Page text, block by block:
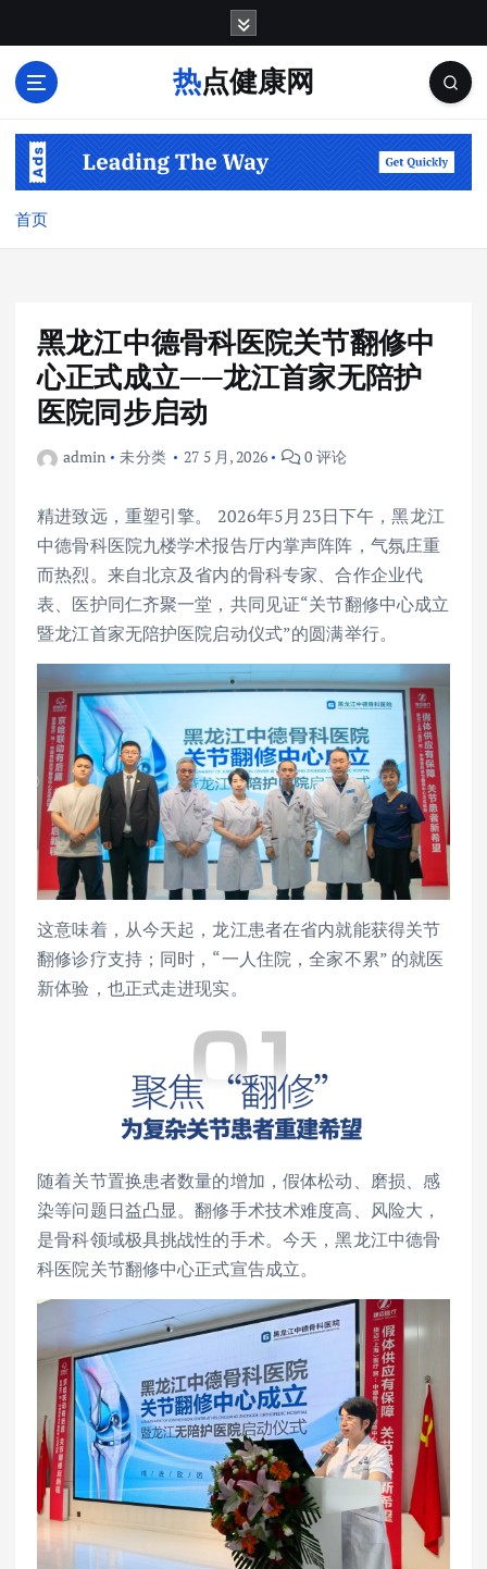
热点健康网
首页
黑龙江中德骨科医院关节翻修中
心正式成立——龙江首家无陪护
医院同步启动
admin 未分类 27 5 月, 2026 0 评论
精进致远，重塑引擎。 2026年5月23日下午，黑龙江
中德骨科医院九楼学术报告厅内掌声阵阵，气氛庄重
而热烈。来自北京及省内的骨科专家、合作企业代
表、医护同仁齐聚一堂，共同见证“关节翻修中心成立
暨龙江首家无陪护医院启动仪式”的圆满举行。
这意味着，从今天起，龙江患者在省内就能获得关节
翻修诊疗支持；同时，“一人住院，全家不累” 的就医
新体验，也正式走进现实。
随着关节置换患者数量的增加，假体松动、磨损、感
染等问题日益凸显。翻修手术技术难度高、风险大，
是骨科领域极具挑战性的手术。今天，黑龙江中德骨
科医院关节翻修中心正式宣告成立。